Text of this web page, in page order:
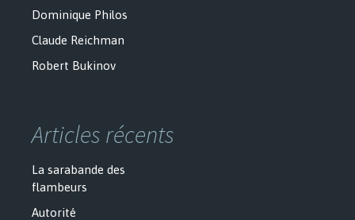
Dominique Philos
Claude Reichman
Robert Bukinov
Articles récents
La sarabande des
flambeurs
Autorité